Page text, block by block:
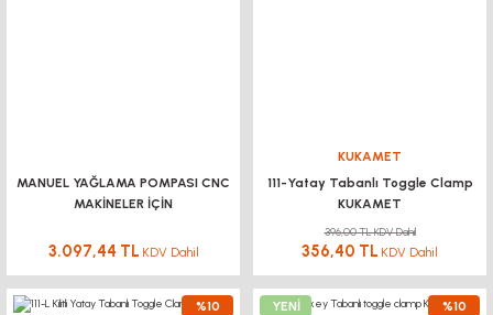
MANUEL YAĞLAMA POMPASI CNC
MAKİNELER İÇİN
3.097,44 TL KDV Dahil
KUKAMET
111-Yatay Tabanlı Toggle Clamp
KUKAMET
396,00 TL KDV Dahil
356,40 TL KDV Dahil
%10 YENİ %10